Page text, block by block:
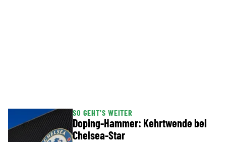
SO GEHT'S WEITER
Doping-Hammer: Kehrtwende bei
Chelsea-Star